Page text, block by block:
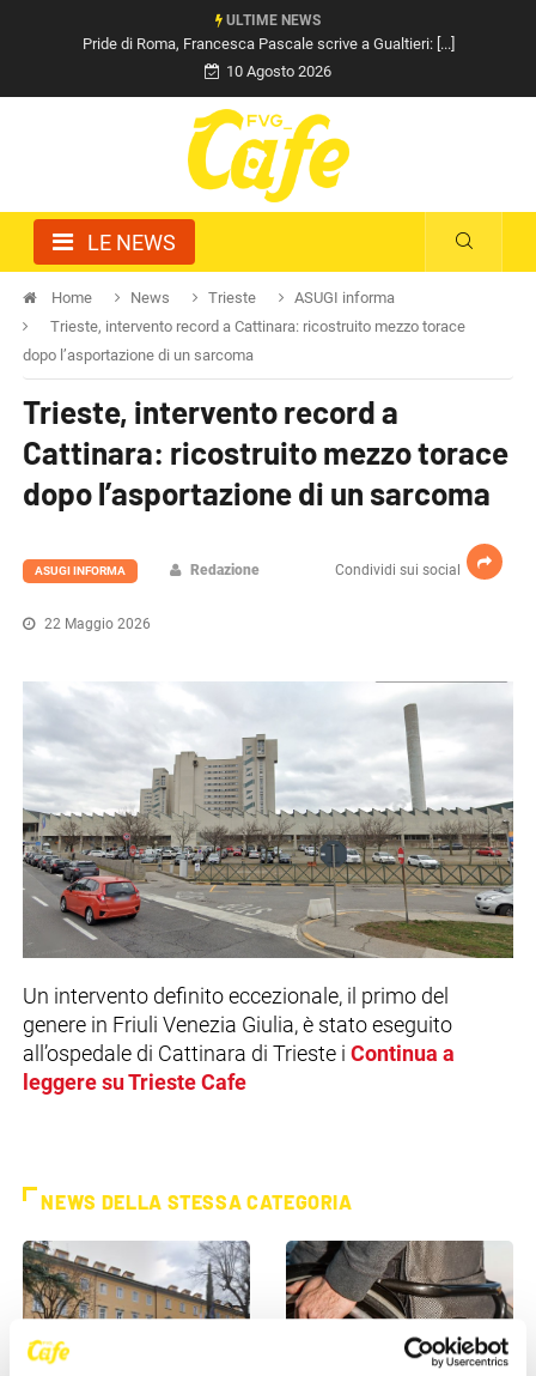
ULTIME NEWS
Pride di Roma, Francesca Pascale scrive a Gualtieri: [...]
10 Agosto 2026
LE NEWS
Home News Trieste
ASUGI informa
Trieste, intervento record a Cattinara: ricostruito mezzo torace
dopo l’asportazione di un sarcoma
Trieste, intervento record a
Cattinara: ricostruito mezzo torace
dopo l’asportazione di un sarcoma
Condividi sui social
ASUGI INFORMA Redazione
22 Maggio 2026
Un intervento definito eccezionale, il primo del
genere in Friuli Venezia Giulia, è stato eseguito
all’ospedale di Cattinara di Trieste i Continua a
leggere su Trieste Cafe
NEWS DELLA STESSA CATEGORIA